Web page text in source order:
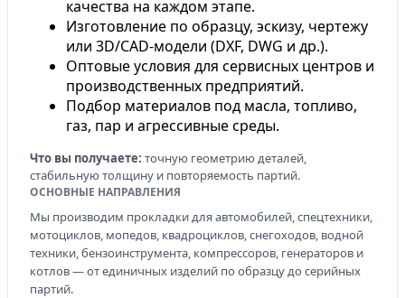
качества на каждом этапе.
Изготовление по образцу, эскизу, чертежу
или 3D/CAD-модели (DXF, DWG и др.).
Оптовые условия для сервисных центров и
производственных предприятий.
Подбор материалов под масла, топливо,
газ, пар и агрессивные среды.
Что вы получаете: точную геометрию деталей,
стабильную толщину и повторяемость партий.
ОСНОВНЫЕ НАПРАВЛЕНИЯ
Мы производим прокладки для автомобилей, спецтехники,
мотоциклов, мопедов, квадроциклов, снегоходов, водной
техники, бензоинструмента, компрессоров, генераторов и
котлов — от единичных изделий по образцу до серийных
партий.